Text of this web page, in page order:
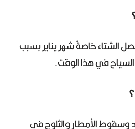
الشتاء خاصةً شهر يناير بسبب
في هذا الوقت.
وسقوط الأمطار والثلوج في